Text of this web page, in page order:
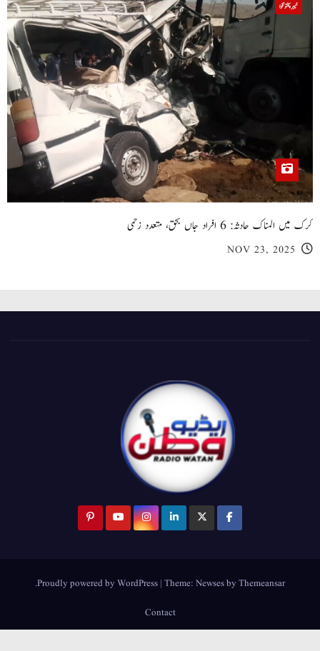
خیبر پختونخوا
کرک میں المناک حادثہ: 6 افراد جاں بحق، متعدد زخمی
NOV 23, 2025
Proudly powered by WordPress |Theme:NewsesbyThemeansar
.
Contact